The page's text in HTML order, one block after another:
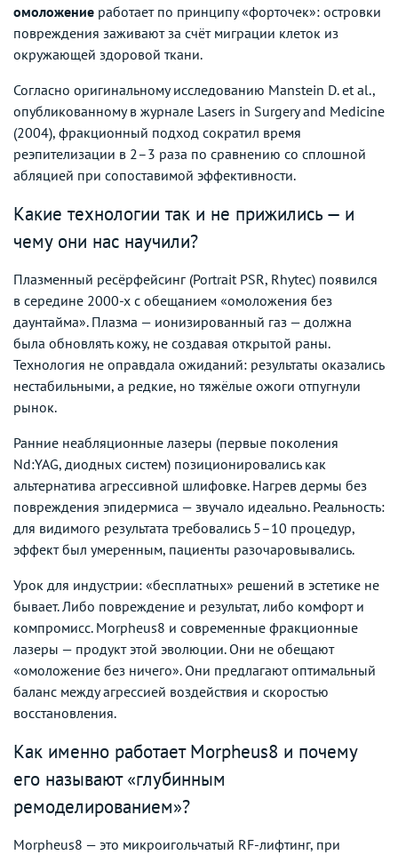
омоложение работает по принципу «форточек»: островки
повреждения заживают за счёт миграции клеток из
окружающей здоровой ткани.
Согласно оригинальному исследованию Manstein D. et al.,
опубликованному в журнале Lasers in Surgery and Medicine
(2004), фракционный подход сократил время
реэпителизации в 2–3 раза по сравнению со сплошной
абляцией при сопоставимой эффективности.
Какие технологии так и не прижились — и
чему они нас научили?
Плазменный ресёрфейсинг (Portrait PSR, Rhytec) появился
в середине 2000-х с обещанием «омоложения без
даунтайма». Плазма — ионизированный газ — должна
была обновлять кожу, не создавая открытой раны.
Технология не оправдала ожиданий: результаты оказались
нестабильными, а редкие, но тяжёлые ожоги отпугнули
рынок.
Ранние неабляционные лазеры (первые поколения
Nd:YAG, диодных систем) позиционировались как
альтернатива агрессивной шлифовке. Нагрев дермы без
повреждения эпидермиса — звучало идеально. Реальность:
для видимого результата требовались 5–10 процедур,
эффект был умеренным, пациенты разочаровывались.
Урок для индустрии: «бесплатных» решений в эстетике не
бывает. Либо повреждение и результат, либо комфорт и
компромисс. Morpheus8 и современные фракционные
лазеры — продукт этой эволюции. Они не обещают
«омоложение без ничего». Они предлагают оптимальный
баланс между агрессией воздействия и скоростью
восстановления.
Как именно работает Morpheus8 и почему
его называют «глубинным
ремоделированием»?
Morpheus8 — это микроигольчатый RF-лифтинг, при